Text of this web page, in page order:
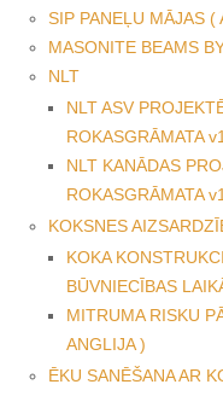
SIP PANEĻU MĀJAS (
MASONITE BEAMS
NLT
NLT ASV
ROKASGRĀMATA
NLT KANĀDAS
ROKASGRĀMATA
KOKSNES
KOKA
BŪVNIECĪBAS
MITRUMA RISKU
ANGLIJA )
ĒKU SANĒŠANA AR